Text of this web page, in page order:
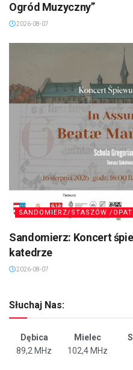
Ogród Muzyczny”
2026-08-07
SANDOMIERZ/STASZÓW /
Sandomierz: Koncert
katedrze
2026-08-07
Słuchaj Nas:
Dębica Mielec
89,2 MHz
102,4 MHz